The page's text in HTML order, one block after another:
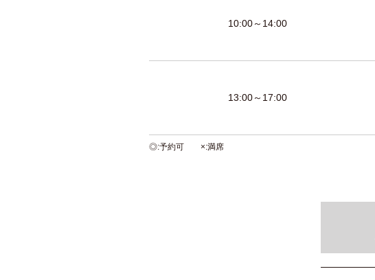
10:00～14:00
13:00～17:00
◎ 予約可 × 満席